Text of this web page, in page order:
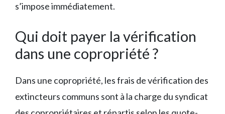
s’impose immédiatement.
Qui doit payer la vérification
dans une copropriété ?
Dans une copropriété, les frais de vérification des
extincteurs communs sont à la charge du syndicat